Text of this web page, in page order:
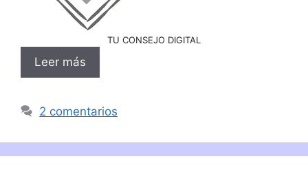
TU CONSEJO DIGITAL
Leer más
2 comentarios